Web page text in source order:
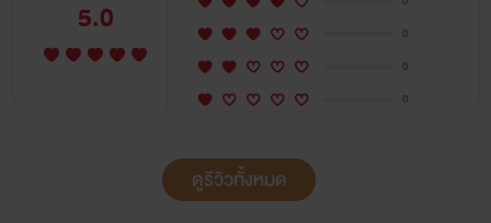
ทัพฟ้า หิรัญเทพากร
นักธุรกิจหนุ่มรูปงามอนาคตไกลวัย 30 ปี
5.0
0
0
0
ดูรีวิวทั้งหมด